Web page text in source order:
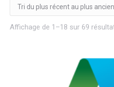
Affichage de 1–18 sur 69